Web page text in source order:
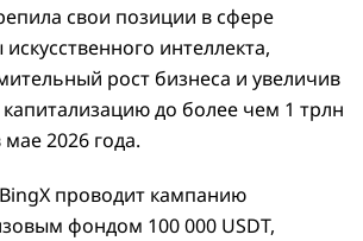
свои позиции в сфере
интеллекта,
рост бизнеса и увеличив
до более чем 1 трлн
2026 года.
проводит кампанию
фондом 100 000 USDT,